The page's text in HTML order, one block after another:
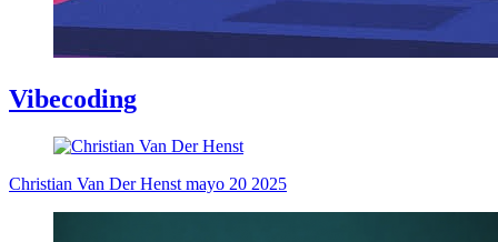
Vibecoding
Christian Van Der Henst mayo 20 2025